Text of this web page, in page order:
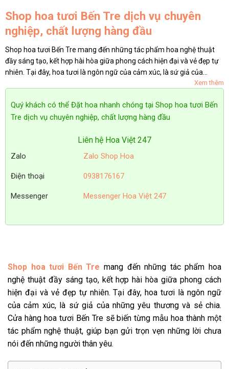
Shop hoa tươi Bến Tre dịch vụ chuyên
nghiệp, chất lượng hàng đầu
Shop hoa tươi Bến Tre mang đến những tác phẩm hoa nghệ thuật
đầy sáng tạo, kết hợp hài hòa giữa phong cách hiện đại và vẻ đẹp tự
nhiên. Tại đây, hoa tươi là ngôn ngữ của cảm xúc, là sứ giả của
Xem thêm
Quý khách có thể Đặt hoa nhanh chóng tại Shop hoa tươi Bến
Tre dịch vụ chuyên nghiệp, chất lượng hàng đầu
Liên hệ Hoa Việt 247
Zalo Zalo Shop Hoa
Điện thoại 0938176167
Messenger Messenger Hoa Việt 247
Shop hoa tươi Bến Tre mang đến những tác phẩm hoa
nghệ thuật đầy sáng tạo, kết hợp hài hòa giữa phong cách
hiện đại và vẻ đẹp tự nhiên. Tại đây, hoa tươi là ngôn ngữ
của cảm xúc, là sứ giả của những yêu thương và sẻ chia.
Cửa hàng hoa tươi Bến Tre sẽ biến từng mẫu hoa thành một
tác phẩm nghệ thuật, giúp bạn gửi trọn vẹn những lời chưa
nói đến những người thân yêu.